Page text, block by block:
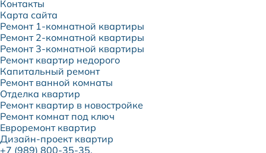
Контакты
Карта сайта
Ремонт 1-комнатной квартиры
Ремонт 2-комнатной квартиры
Ремонт 3-комнатной квартиры
Ремонт квартир недорого
Капитальный ремонт
Ремонт ванной комнаты
Отделка квартир
Ремонт квартир в новостройке
Ремонт комнат под ключ
Евроремонт квартир
Дизайн-проект квартир
+7 (989) 800-35-35,